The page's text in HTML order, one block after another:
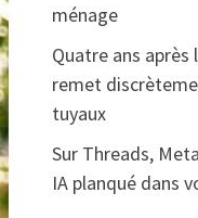
ménage
Quatre ans
remet
tuyaux
Sur Threads,
IA planqué dans